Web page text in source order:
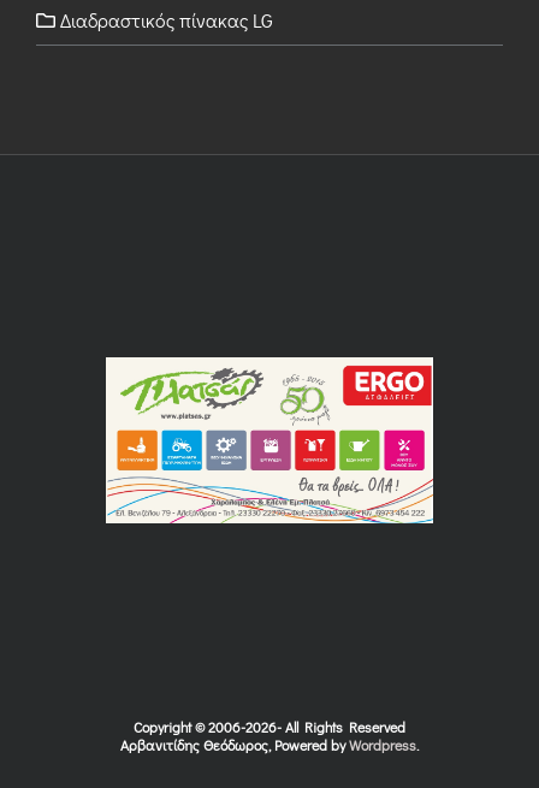
Διαδραστικός πίνακας LG
Copyright © 2006-2026- All Rights Reserved
Αρβανιτίδης Θεόδωρος, Powered byWordpress.